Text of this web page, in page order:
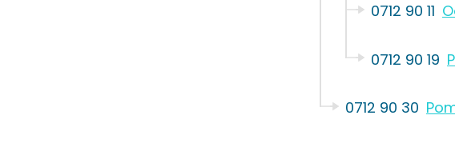
0712 90 11
0712 90 19
0712 90 30